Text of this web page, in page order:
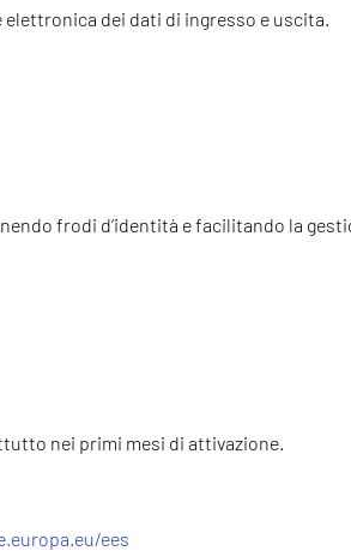
dei dati di ingresso e uscita.
frodi d’identità e facilitando la
nei primi mesi di attivazione.
ees